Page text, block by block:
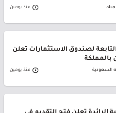
منذ يومين
لصندوق الاستثمارات تعلن
بالمملكة
السعودية منذ يومين